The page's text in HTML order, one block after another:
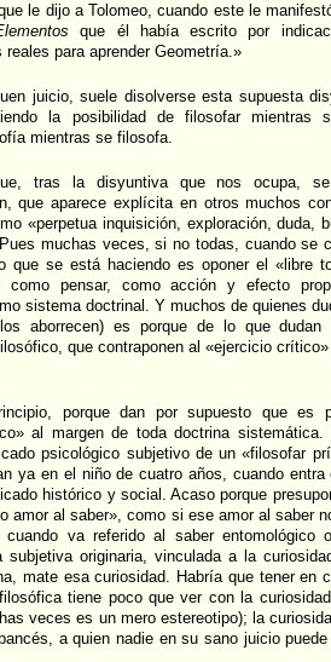
le dijo a Tolomeo, cuando este le
que él había escrito por
para aprender Geometría.»
juicio, suele disolverse esta supuesta
la posibilidad de filosofar mientras
mientras se filosofa.
tras la disyuntiva que nos ocupa, se
que aparece explícita en otros muchos
«perpetua inquisición, exploración, duda,
muchas veces, si no todas, cuando se
se está haciendo es oponer el «libre
como pensar, como acción y efecto
sistema doctrinal. Y muchos de quienes
aborrecen) es porque de lo que
que contraponen al «ejercicio crítico»
porque dan por supuesto que es
al margen de toda doctrina sistemática.
psicológico subjetivo de un «filosofar
ya en el niño de cuatro años, cuando entra
histórico y social. Acaso porque
amor al saber», como si ese amor al saber
va referido al saber entomológico
subjetiva originaria, vinculada a la
mate esa curiosidad. Habría que tener en
tiene poco que ver con la
veces es un mero estereotipo); la
a quien nadie en su sano juicio puede